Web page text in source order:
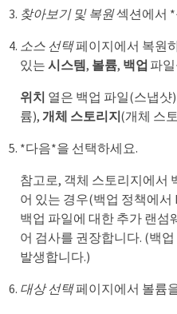
찾아보기 및 복원섹션에서 *
소스 선택페이지에서 복원
있는 시스템, 볼륨, 백업 파
위치 열은 백업 파일(스냅샷
륨), 개체 스토리지(개체 스
*다음*을 선택하세요.
참고로, 객체 스토리지에서
어 있는 경우(백업 정책에
백업 파일에 대한 추가 랜섬
어 검사를 권장합니다. (백
발생합니다.)
대상 선택페이지에서 볼륨